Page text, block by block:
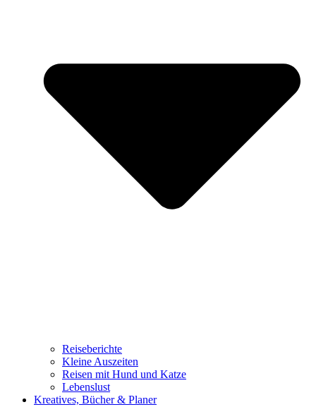
Reiseberichte
Kleine Auszeiten
Reisen mit Hund und Katze
Lebenslust
Kreatives, Bücher & Planer